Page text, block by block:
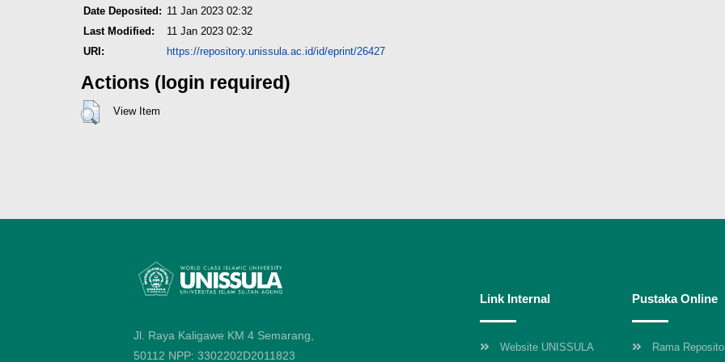
Date Deposited: 11 Jan 2023 02:32
Last Modified:
11 Jan 2023 02:32
URI:
https://repository.unissula.ac.id/id/eprint/26427
Actions (login required)
View Item
Jl. Raya Kaligawe KM 4 Semarang,
50112 NPP: 3302202D2011823
Link Internal
Website UNISSULA
Pustaka Online
Rama